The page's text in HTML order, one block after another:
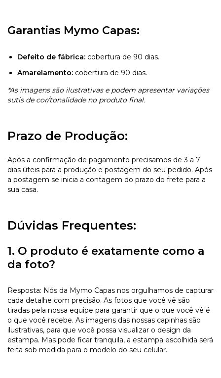
Garantias Mymo Capas:
Defeito de fábrica: cobertura de 90 dias.
Amarelamento: cobertura de 90 dias.
*As imagens são ilustrativas e podem apresentar variações
sutis de cor/tonalidade no produto final.
Prazo de Produção:
Após a confirmação de pagamento precisamos de 3 a 7
dias úteis para a produção e postagem do seu pedido. Após
a postagem se inicia a contagem do prazo do frete para a
sua casa.
Dúvidas Frequentes:
1. O produto é exatamente como a
da foto?
Resposta: Nós da Mymo Capas nos orgulhamos de capturar
cada detalhe com precisão. As fotos que você vê são
tiradas pela nossa equipe para garantir que o que você vê é
o que você recebe. As imagens das nossas capinhas são
ilustrativas, para que você possa visualizar o design da
estampa. Mas pode ficar tranquila, a estampa escolhida será
feita sob medida para o modelo do seu celular.